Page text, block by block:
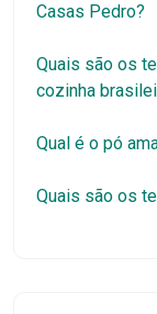
Casas Pedro?
Quais são os
cozinha
Qual é o pó
Quais são os